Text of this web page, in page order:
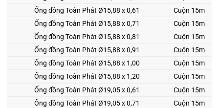
Ống đồng Toàn Phát Ø15,88 x 0,61
Cuộn 15m
Ống đồng Toàn Phát Ø15,88 x 0,71
Cuộn 15m
Ống đồng Toàn Phát Ø15,88 x 0,81
Cuộn 15m
Ống đồng Toàn Phát Ø15,88 x 0,91
Cuộn 15m
Ống đồng Toàn Phát Ø15,88 x 1,00
Cuộn 15m
Ống đồng Toàn Phát Ø15,88 x 1,20
Cuộn 15m
Ống đồng Toàn Phát Ø19,05 x 0,61
Cuộn 15m
Ống đồng Toàn Phát Ø19,05 x 0,71
Cuộn 15m